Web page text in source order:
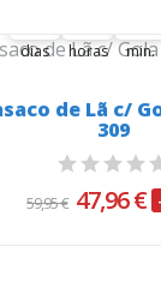
dias horas min.
de Lã c/
309
59,95 € 47,96 €